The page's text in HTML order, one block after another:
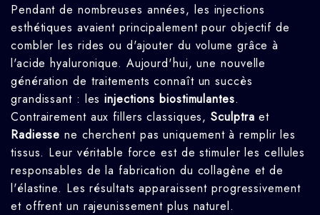
Pendant de nombreuses années, les injections
esthétiques avaient principalement pour objectif de
combler les rides ou d'ajouter du volume grâce à
l'acide hyaluronique. Aujourd'hui, une nouvelle
génération de traitements connaît un succès
grandissant : lesinjections biostimulantes.
Contrairement aux fillers classiques,Sculptra et
Radiesse ne cherchent pas uniquement à remplir les
tissus. Leur véritable force est de stimuler les cellules
responsables de la fabrication du collagène et de
l'élastine. Les résultats apparaissent progressivement
et offrent un rajeunissement plus naturel.